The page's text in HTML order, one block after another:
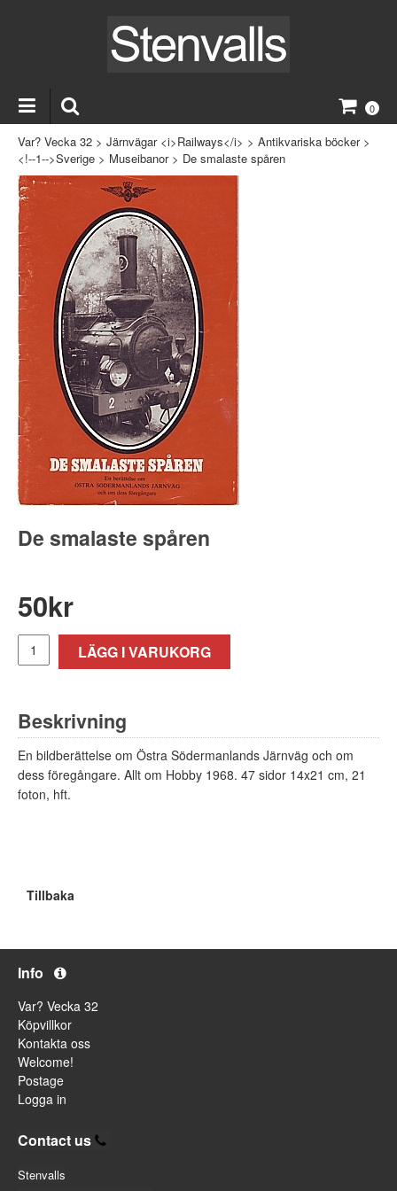
0
Var? Vecka 32 > Järnvägar <i>Railways</i> > Antikvariska böcker>
<!--1-->Sverige > Museibanor> De smalaste spåren
De smalaste spåren
50kr
LÄGG I VARUKORG
Beskrivning
En bildberättelse om Östra Södermanlands Järnväg och om
dess föregångare. Allt om Hobby 1968. 47 sidor 14x21 cm, 21
foton, hft.
Tillbaka
Info
Var? Vecka 32
Köpvillkor
Kontakta oss
Welcome!
Postage
Logga in
Contact us
Stenvalls